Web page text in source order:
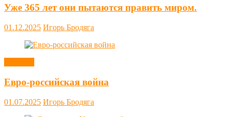
Уже 365 лет они пытаются править миром.
01.12.2025 Игорь Бродяга
Евро-российская война
01.07.2025 Игорь Бродяга